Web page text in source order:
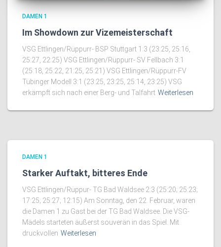
DAMEN 1
Im Showdown zur Vizemeisterschaft
VSG Ettlingen/Rüppurr- BSP Stuttgart 1:3 (23:25, 25:16,
25:27, 22:25) VSG Ettlingen/Rüppurr- SV Fellbach 3:1
(25:18, 25:22, 21:25, 25:21) VSG Ettlingen/Rüppurr-FV
Tübinger Modell 3:1 (23:25, 23:25, 25:14, 23:25) VSG
erkämpft sich nach einer Berg- und Talfahrt Weiterlesen
DAMEN 1
Starker Auftakt, bitteres Ende
VSG Ettlingen/Rüppur- TG Bad Waldsee 2:3 (25:20; 25:23;
17:25; 25:27; 12:15) Am Sonntag, den 22. Februar, waren
die Damen 1 zu Gast bei der TG Bad Waldsee. Die VSG-
Mädels starteten äußerst souverän in das Spiel. Mit
druckvollen Weiterlesen